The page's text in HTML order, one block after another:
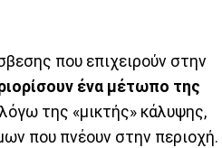
που επιχειρούν στην
ένα μέτωπο της
της «μικτής» κάλυψης,
που πνέουν στην περιοχή.